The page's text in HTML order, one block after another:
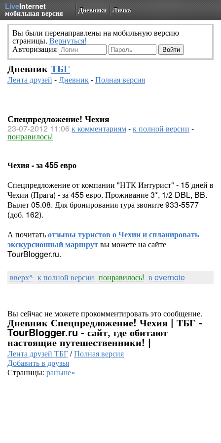
LiveInternet
мобильная версия Дневники Личка
Вы были перенаправлены на мобильную версию
страницы. Вернуться!
Авторизация
Дневник ТБГ
Лента друзей -Дневник-Полная версия
Спецпредложение! Чехия
23-07-2012 11:06 к комментариям-к полной версии -
понравилось!
Чехия - за 455 евро
Спецпредложение от компании "НТК Интурист" - 15 дней в
Чехии (Прага) - за 455 евро. Проживание 3*, 1/2 DBL, BB.
Вылет 05.08. Для бронирования тура звоните 933-5577
(доб. 162).
А почитатьотзывы туристов о Чехии и спланировать
экскурсионный маршрутвы можете на сайте
TourBlogger.ru.
вверх^ к полной версии понравилось! в evernote
Вы сейчас не можете прокомментировать это сообщение.
Дневник Спецпредложение! Чехия | ТБГ -
TourBlogger.ru - сайт, где обитают
настоящие путешественники! |
Лента друзей ТБГ/Полная версия
Добавить в друзья
Страницы: раньше»